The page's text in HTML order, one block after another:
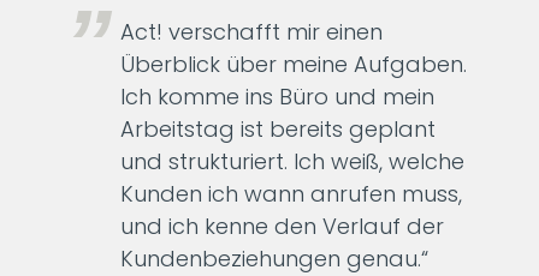
Act! verschafft mir einen
Überblick über meine Aufgaben.
Ich komme ins Büro und mein
Arbeitstag ist bereits geplant
und strukturiert. Ich weiß, welche
Kunden ich wann anrufen muss,
und ich kenne den Verlauf der
Kundenbeziehungen genau.“